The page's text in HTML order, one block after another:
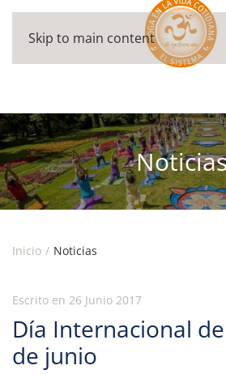
Skip to main content
Inicio Noticias
Escrito en 26 Junio 2017
Día Internacional
de junio